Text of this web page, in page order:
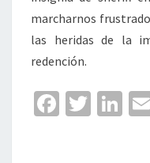
marcharnos
las heridas de la
redención.
Fa T
Li